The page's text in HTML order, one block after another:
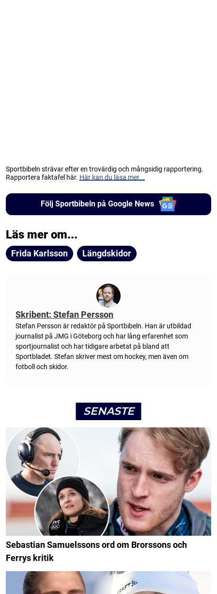
Sportbibeln strävar efter en trovärdig och mångsidig rapportering.
Rapportera faktafel här. Här kan du läsa mer...
Följ Sportbibeln på Google News
Läs mer om...
Frida Karlsson Längdskidor
Skribent: Stefan Persson
Stefan Persson är redaktör på Sportbibeln. Han är utbildad
journalist på JMG i Göteborg och har lång erfarenhet som
sportjournalist och har tidigare arbetat på bland att
Sportbladet. Stefan skriver mest om hockey, men även om
fotboll och skidor.
SENASTE
Sebastian Samuelssons ord om Brorssons och
Ferrys kritik